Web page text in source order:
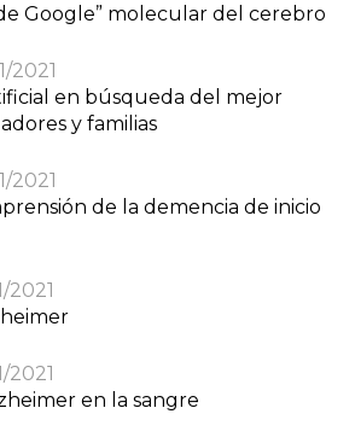
Google” molecular del cerebro
2021
en búsqueda del mejor
y familias
2021
de la demencia de inicio
2021
2021
en la sangre